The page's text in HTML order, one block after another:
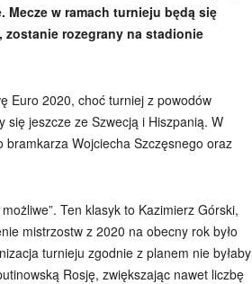
w ramach turnieju będą się
zostanie rozegrany na stadionie
Euro 2020, choć turniej z powodów
się jeszcze ze Szwecją i Hiszpanią. W
bramkarza Wojciecha Szczęsnego oraz
Ten klasyk to Kazimierz Górski,
mistrzostw z 2020 na obecny rok było
turnieju zgodnie z planem nie byłaby
Rosję, zwiększając nawet liczbę